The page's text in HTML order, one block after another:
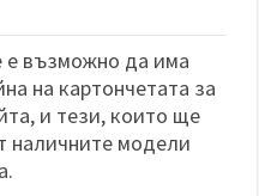
е възможно да има
на картончетата за
и тези, които ще
наличните модели